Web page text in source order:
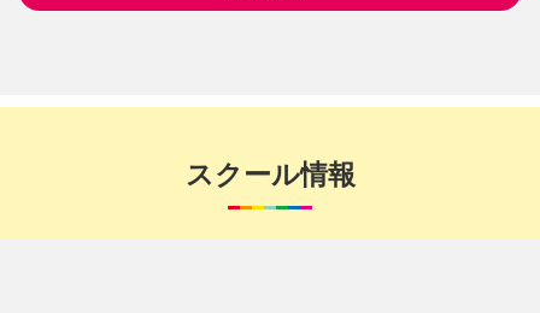
スクール情報